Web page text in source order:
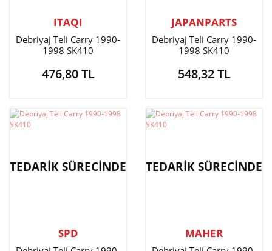
ITAQI
Debriyaj Teli Carry 1990-
1998 SK410
476,80 TL
JAPANPARTS
Debriyaj Teli Carry 1990-
1998 SK410
548,32 TL
TEDARİK SÜRECİNDE
SPD
TEDARİK SÜRECİNDE
MAHER